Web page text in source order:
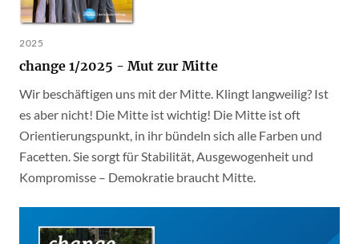
2025
change 1/2025 - Mut zur Mitte
Wir beschäftigen uns mit der Mitte. Klingt langweilig? Ist
es aber nicht! Die Mitte ist wichtig! Die Mitte ist oft
Orientierungspunkt, in ihr bündeln sich alle Farben und
Facetten. Sie sorgt für Stabilität, Ausgewogenheit und
Kompromisse – Demokratie braucht Mitte.